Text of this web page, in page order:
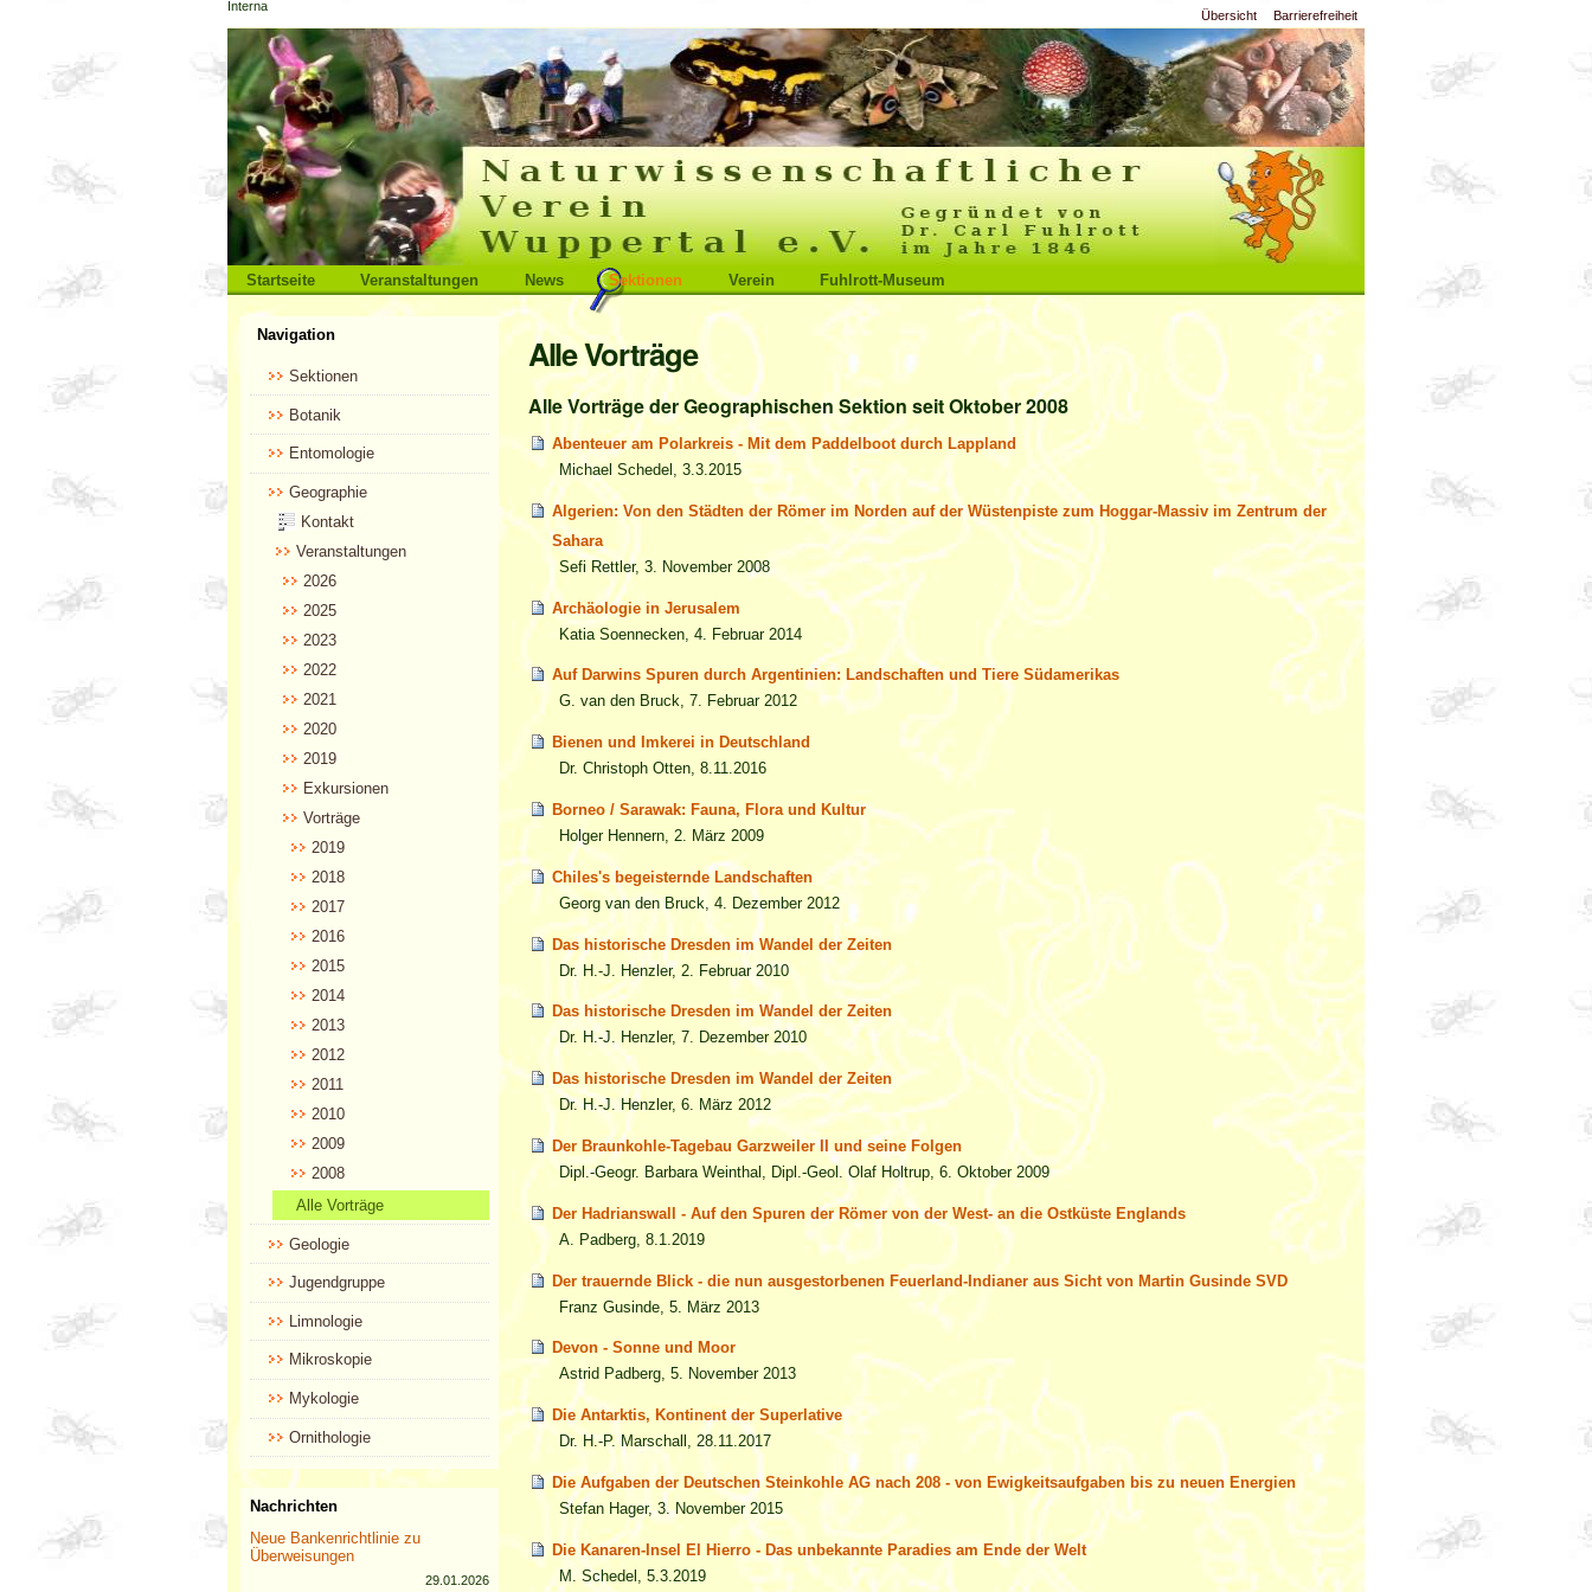
Direkt
zum
Inhalt
|
Direkt
zur
Navigation
Übersicht Barrierefreiheit
Sektionen
Startseite Veranstaltungen News Sektionen Verein Fuhlrott-Museum
Benutzerspezifische
Interna
Alle Vorträge
Alle Vorträge der Geographischen Sektion seit Oktober 2008
Abenteuer am Polarkreis - Mit dem Paddelboot durch Lappland
Michael Schedel, 3.3.2015
Algerien: Von den Städten der Römer im Norden auf der Wüstenpiste zum Hoggar-Massiv im Zentrum der
Sahara
Sefi Rettler, 3. November 2008
Archäologie in Jerusalem
Katia Soennecken, 4. Februar 2014
Auf Darwins Spuren durch Argentinien: Landschaften und Tiere Südamerikas
G. van den Bruck, 7. Februar 2012
Bienen und Imkerei in Deutschland
Dr. Christoph Otten, 8.11.2016
Borneo / Sarawak: Fauna, Flora und Kultur
Holger Hennern, 2. März 2009
Chiles's begeisternde Landschaften
Georg van den Bruck, 4. Dezember 2012
Das historische Dresden im Wandel der Zeiten
Dr. H.-J. Henzler, 2. Februar 2010
Das historische Dresden im Wandel der Zeiten
Dr. H.-J. Henzler, 7. Dezember 2010
Das historische Dresden im Wandel der Zeiten
Dr. H.-J. Henzler, 6. März 2012
Der Braunkohle-Tagebau Garzweiler II und seine Folgen
Dipl.-Geogr. Barbara Weinthal, Dipl.-Geol. Olaf Holtrup, 6. Oktober 2009
Der Hadrianswall - Auf den Spuren der Römer von der West- an die Ostküste Englands
A. Padberg, 8.1.2019
Der trauernde Blick - die nun ausgestorbenen Feuerland-Indianer aus Sicht von Martin Gusinde SVD
Franz Gusinde, 5. März 2013
Devon - Sonne und Moor
Astrid Padberg, 5. November 2013
Die Antarktis, Kontinent der Superlative
Dr. H.-P. Marschall, 28.11.2017
Die Aufgaben der Deutschen Steinkohle AG nach 208 - von Ewigkeitsaufgaben bis zu neuen Energien
Stefan Hager, 3. November 2015
Die Kanaren-Insel El Hierro - Das unbekannte Paradies am Ende der Welt
M. Schedel, 5.3.2019
Navigation
Sektionen
Botanik
Entomologie
Geographie
Kontakt
Veranstaltungen
2026
2025
2023
2022
2021
2020
2019
Exkursionen
Vorträge
2019
2018
2017
2016
2015
2014
2013
2012
2011
2010
2009
2008
Alle Vorträge
Geologie
Jugendgruppe
Limnologie
Mikroskopie
Mykologie
Ornithologie
Nachrichten
Neue Bankenrichtlinie zu
Überweisungen
29.01.2026